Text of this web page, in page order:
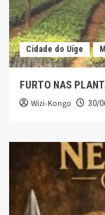
Cidade do Uíge
FURTO NAS
Wizi-Kongo 30/